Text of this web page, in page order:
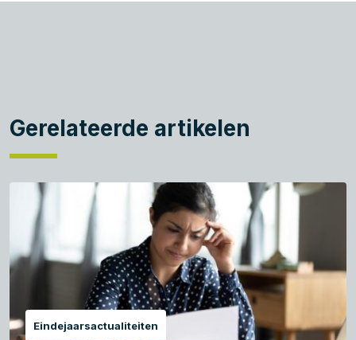
Gerelateerde artikelen
Eindejaarsactualiteiten